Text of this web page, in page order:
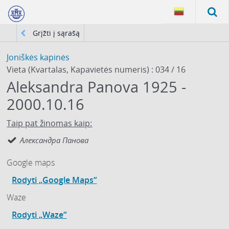
Grįžti į sąrašą
Joniškės kapinės
Vieta (Kvartalas, Kapavietės numeris) : 034 / 16
Aleksandra Panova 1925 -
2000.10.16
Taip pat žinomas kaip:
Александра Панова
Google maps
Rodyti „Google Maps“
Waze
Rodyti „Waze“